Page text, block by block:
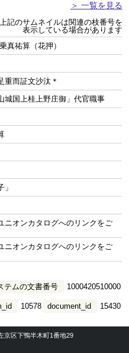
＞ 一覧を見る
上記のサムネイルは関連の枝番号を
表示している場合があります
真祐算（花押）
重而証文沙汰＊
城国上桂上野庄御」代官職事
ニオンカタログへのリンクをご
ニオンカタログへのリンクをご
テムの文書番号 1000420510000
document_id 15430
10578
京区下鴨半木町1番地29